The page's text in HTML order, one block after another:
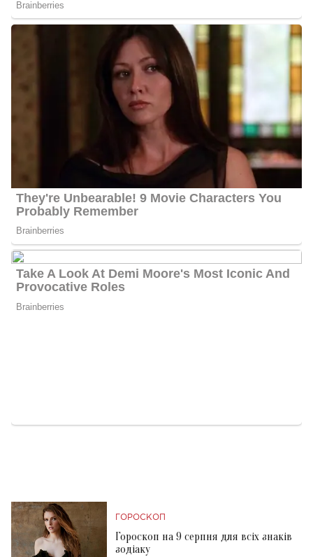
ГОРОСКОП
Гороскоп на 9 серпня для всіх знаків
зодіаку